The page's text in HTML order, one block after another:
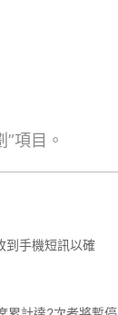
項目。
到手機短訊以確